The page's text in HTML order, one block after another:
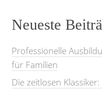
Neueste
Professionelle
für Familien
Die zeitlosen